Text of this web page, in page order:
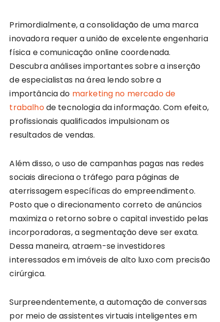
Primordialmente, a consolidação de uma marca
inovadora requer a união de excelente engenharia
física e comunicação online coordenada.
Descubra análises importantes sobre a inserção
de especialistas na área lendo sobre a
importância do marketing no mercado de
trabalhode tecnologia da informação. Com efeito,
profissionais qualificados impulsionam os
resultados de vendas.
Além disso, o uso de campanhas pagas nas redes
sociais direciona o tráfego para páginas de
aterrissagem específicas do empreendimento.
Posto que o direcionamento correto de anúncios
maximiza o retorno sobre o capital investido pelas
incorporadoras, a segmentação deve ser exata.
Dessa maneira, atraem-se investidores
interessados em imóveis de alto luxo com precisão
cirúrgica.
Surpreendentemente, a automação de conversas
por meio de assistentes virtuais inteligentes em